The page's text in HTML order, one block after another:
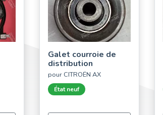
Galet courroie de
distribution
pour CITROËN AX
État neuf